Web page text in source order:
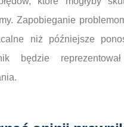
Zapobieganie
niż późniejsze
będzie